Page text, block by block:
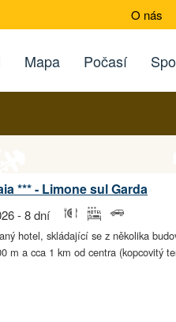
O nás
Mapa Počasí
*** - Limone sul Garda
- 8 dní
hotel, skládající se z několika
m a cca 1 km od centra (kopcovitý